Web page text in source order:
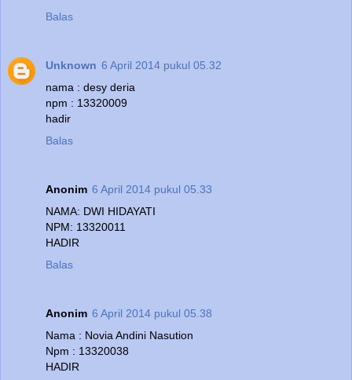
Balas
Unknown 6 April 2014 pukul 05.32
nama : desy deria
npm : 13320009
hadir
Balas
Anonim 6 April 2014 pukul 05.33
NAMA: DWI HIDAYATI
NPM: 13320011
HADIR
Balas
Anonim 6 April 2014 pukul 05.38
Nama : Novia Andini Nasution
Npm : 13320038
HADIR